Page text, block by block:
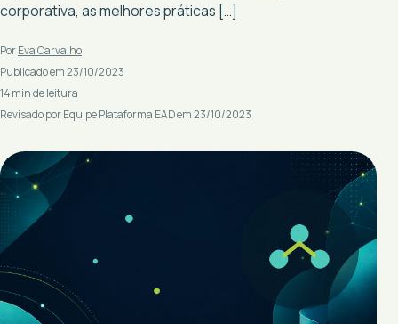
corporativa, as melhores práticas […]
PorEva Carvalho
Publicado em 23/10/2023
14 min de leitura
Revisado por Equipe Plataforma EAD em 23/10/2023